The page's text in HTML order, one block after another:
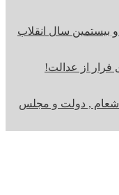
۳۰ تیر در صد و بیستمین سال انقلاب
, دولت و مجلس